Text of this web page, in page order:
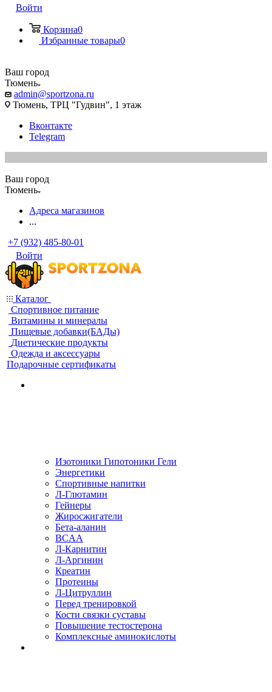
Войти
Корзина0
Избранные товары0
Ваш город
Тюмень
admin@sportzona.ru
Тюмень, ТРЦ "Гудвин", 1 этаж
Вконтакте
Telegram
Ваш город
Тюмень
Адреса магазинов
...
+7 (932) 485-80-01
Войти
Каталог
Спортивное питание
Витамины и минералы
Пищевые добавки(БАДы)
Диетические продукты
Одежда и аксессуары
Подарочные сертификаты
Изотоники Гипотоники Гели
Энергетики
Спортивные напитки
Л-Глютамин
Гейнеры
Жиросжигатели
Бета-аланин
BCAA
Л-Карнитин
Л-Аргинин
Креатин
Протеины
Л-Цитруллин
Перед тренировкой
Кости связки суставы
Повышение тестостерона
Комплексные аминокислоты